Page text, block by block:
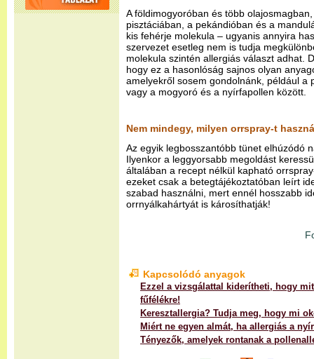
A földimogyoróban és több
pisztáciában, a pekándióban és a
kis fehérje molekula – ugyanis annyira
szervezet esetleg nem is tudja
molekula szintén allergiás választ adhat.
hogy ez a hasonlóság sajnos olyan
amelyekről sosem gondolnánk, például a
vagy a mogyoró és a nyírfapollen között.
Nem mindegy, milyen orrspray-t
Az egyik legbosszantóbb tünet elhúzódó
Ilyenkor a leggyorsabb megoldást
általában a recept nélkül kapható
ezeket csak a betegtájékoztatóban leírt
szabad használni, mert ennél hosszabb
orrnyálkahártyát is károsíthatják!
Kapcsolódó anyagok
Ezzel a vizsgálattal kiderítheti, hogy
fűfélékre!
Keresztallergia? Tudja meg, hogy mi
Miért ne egyen almát, ha allergiás a
Tényezők, amelyek rontanak a